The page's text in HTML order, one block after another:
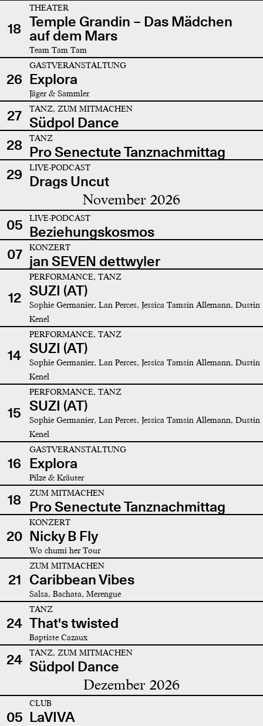
18
THEATER
Temple Grandin – Das Mädchen
auf dem Mars
Team Tam Tam
26
GASTVERANSTALTUNG
Explora
Jäger & Sammler
27 TANZ, ZUM MITMACHEN
Südpol Dance
28
TANZ
Pro Senectute Tanznachmittag
29
LIVE-PODCAST
Drags Uncut
November 2026
05 LIVE-PODCAST
Beziehungskosmos
07
KONZERT
jan SEVEN dettwyler
12
PERFORMANCE, TANZ
SUZI (AT)
Sophie Germanier, Lan Perces, Jessica Tamsin Allemann, Dustin
Kenel
14
PERFORMANCE, TANZ
SUZI (AT)
Sophie Germanier, Lan Perces, Jessica Tamsin Allemann, Dustin
Kenel
15
PERFORMANCE, TANZ
SUZI (AT)
Sophie Germanier, Lan Perces, Jessica Tamsin Allemann, Dustin
Kenel
16
GASTVERANSTALTUNG
Explora
Pilze & Kräuter
18 ZUM MITMACHEN
Pro Senectute Tanznachmittag
20
KONZERT
Nicky B Fly
Wo chumi her Tour
21
ZUM MITMACHEN
Caribbean Vibes
Salsa, Bachata, Merengue
24
TANZ
That's twisted
Baptiste Cazaux
24 TANZ, ZUM MITMACHEN
Südpol Dance
Dezember 2026
05
CLUB
LaVIVA